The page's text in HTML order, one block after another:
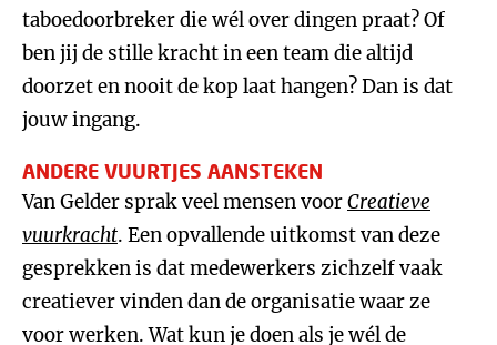
taboedoorbreker die wél over dingen praat? Of
ben jij de stille kracht in een team die altijd
doorzet en nooit de kop laat hangen? Dan is dat
jouw ingang.
ANDERE VUURTJES AANSTEKEN
Van Gelder sprak veel mensen voorCreatieve
vuurkracht. Een opvallende uitkomst van deze
gesprekken is dat medewerkers zichzelf vaak
creatiever vinden dan de organisatie waar ze
voor werken. Wat kun je doen als je wél de